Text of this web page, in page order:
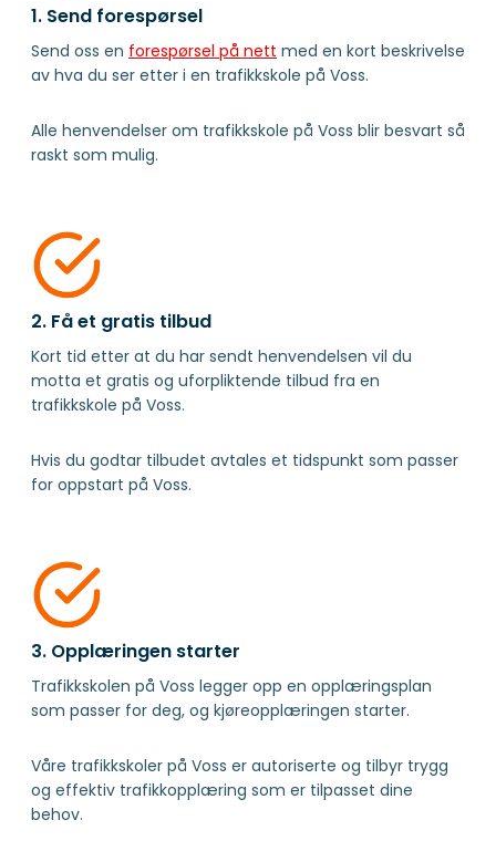
1. Send forespørsel
Send oss en forespørsel på nett med en kort beskrivelse
av hva du ser etter i en trafikkskole på Voss.
Alle henvendelser om trafikkskole på Voss blir besvart så
raskt som mulig.
2. Få et gratis tilbud
Kort tid etter at du har sendt henvendelsen vil du
motta et gratis og uforpliktende tilbud fra en
trafikkskole på Voss.
Hvis du godtar tilbudet avtales et tidspunkt som passer
for oppstart på Voss.
3. Opplæringen starter
Trafikkskolen på Voss legger opp en opplæringsplan
som passer for deg, og kjøreopplæringen starter.
Våre trafikkskoler på Voss er autoriserte og tilbyr trygg
og effektiv trafikkopplæring som er tilpasset dine
behov.